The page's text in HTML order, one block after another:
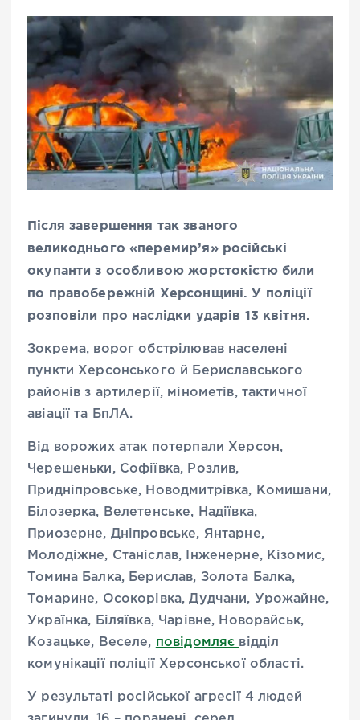
Після завершення так званого
великоднього «перемир’я» російські
окупанти з особливою жорстокістю били
по правобережній Херсонщині. У поліції
розповіли про наслідки ударів 13 квітня.
Зокрема, ворог обстрілював населені
пункти Херсонського й Бериславського
районів з артилерії, мінометів, тактичної
авіації та БпЛА.
Від ворожих атак потерпали Херсон,
Черешеньки, Софіївка, Розлив,
Придніпровське, Новодмитрівка, Комишани,
Білозерка, Велетенське, Надіївка,
Приозерне, Дніпровське, Янтарне,
Молодіжне, Станіслав, Інженерне, Кізомис,
Томина Балка, Берислав, Золота Балка,
Томарине, Осокорівка, Дудчани, Урожайне,
Українка, Біляївка, Чарівне, Новорайськ,
Козацьке, Веселе, повідомляє відділ
комунікації поліції Херсонської області.
У результаті російської агресії 4 людей